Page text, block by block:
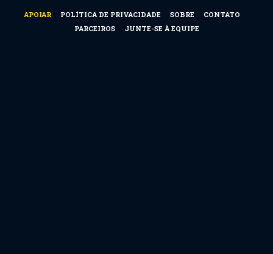
APOIAR POLÍTICA DE PRIVACIDADE SOBRE
CONTATO
PARCEIROS
JUNTE-SE À EQUIPE